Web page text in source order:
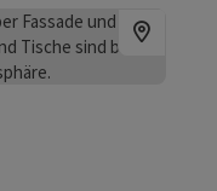
Nell